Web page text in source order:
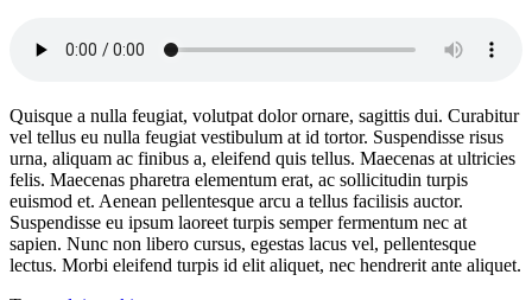
Quisque a nulla feugiat, volutpat dolor ornare, sagittis dui. Curabitur
vel tellus eu nulla feugiat vestibulum at id tortor. Suspendisse risus
urna, aliquam ac finibus a, eleifend quis tellus. Maecenas at ultricies
felis. Maecenas pharetra elementum erat, ac sollicitudin turpis
euismod et. Aenean pellentesque arcu a tellus facilisis auctor.
Suspendisse eu ipsum laoreet turpis semper fermentum nec at
sapien. Nunc non libero cursus, egestas lacus vel, pellentesque
lectus. Morbi eleifend turpis id elit aliquet, nec hendrerit ante aliquet.